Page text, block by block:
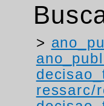
>
ressarc/